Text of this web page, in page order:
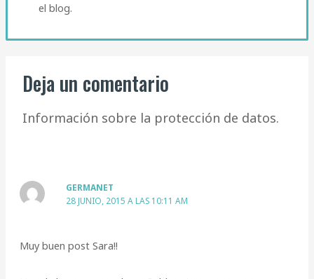
el blog.​
Deja un comentario
Información sobre la protección de datos.
GERMANET
28 JUNIO, 2015 A LAS 10:11 AM
Muy buen post Sara!!